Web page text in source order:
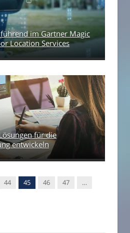
im Gartner Magic
Location Services
für die
entwickeln
44 45 46 47
…